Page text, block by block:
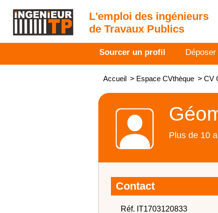
L'emploi des ingénieurs
de Travaux Publics
Sourcer un profil
Accueil > Espace CVthèque > CV
Plus de 10
Contact
Réf. IT1703120833